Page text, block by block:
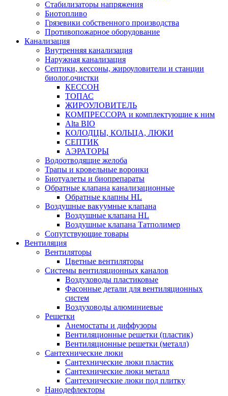
Стабилизаторы напряжения
Биотопливо
Грязевики собственного производства
Противопожарное оборудование
Канализация
Внутренняя канализация
Наружная канализация
Септики, кессоны, жироуловители и станции
биолог.очистки
КЕССОН
ТОПАС
ЖИРОУЛОВИТЕЛЬ
КОМПРЕССОРА и комплектующие к ним
Alta BIO
КОЛОДЦЫ, КОЛЬЦА, ЛЮКИ
СЕПТИК
АЭРАТОРЫ
Водоотводящие желоба
Трапы и кровельные воронки
Биотуалеты и биопрепараты
Обратные клапана канализационные
Обратные клапны HL
Воздушные вакуумные клапана
Воздушные клапана HL
Воздушные клапана Татполимер
Сопутствующие товары
Вентиляция
Вентиляторы
Цветные вентиляторы
Системы вентиляционных каналов
Воздуховоды пластиковые
Фасонные детали для вентиляционных
систем
Воздуховоды алюминиевые
Решетки
Анемостаты и диффузоры
Вентиляционные решетки (пластик)
Вентиляционные решетки (металл)
Сантехнические люки
Сантехнические люки пластик
Сантехнические люки металл
Сантехнические люки под плитку
Нанодефлекторы